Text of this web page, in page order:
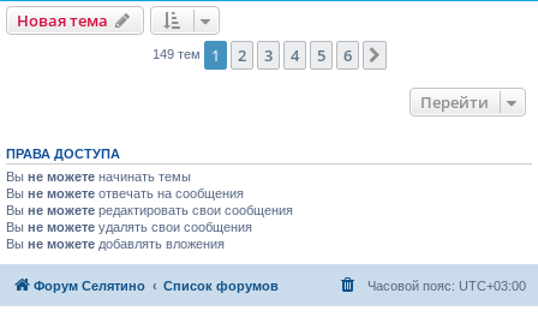
Новая тема
149 тем 1 2 3 4 5 6
Перейти
ПРАВА ДОСТУПА
Вы не можете начинать темы
Вы не можете отвечать на сообщения
Вы не можете редактировать свои сообщения
Вы не можете удалять свои сообщения
Вы не можете добавлять вложения
Форум Селятино Список форумов Часовой пояс: UTC+03:00